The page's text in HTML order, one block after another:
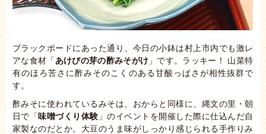
ブラックボードにあった通り、今日の小鉢は村上市内でも激レ
アな食材「 あけびの芽の酢みそがけ 」です。ラッキー！ 山菜特
有のほろ苦さに酢みそのこくのある甘酸っぱさが相性抜群で
す。
酢みそに使われているみそは、おからと同様に、縄文の里・朝
日で「 味噌づくり体験 」のイベントを開催した際に仕込んだ自
家製なのだとか。大豆のうま味がしっかり感じられる手作りみ